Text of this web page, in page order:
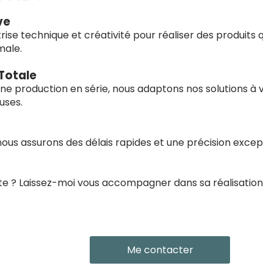
technique et créativité pour réaliser des produits
production en série, nous adaptons nos solutions
assurons des délais rapides et une précision
? Laissez-moi vous accompagner dans sa
Me contacter